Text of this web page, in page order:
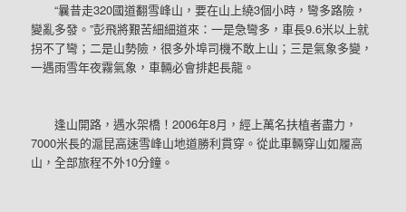
“曩昔走320國道翻雪峰山，要在山上繞3個小時，彎多路險，
變亂多發。”彭飛將艱苦細細道來：一是急彎多，車長9.6米以上就
拐不了彎；二是山勢險，很多外埠司機不敢上山；三是氣象多變，
一遇雨雪年夜霧氣象，車輛必會排起長龍。
逢山開路，遇水架橋！2006年8月，經上萬名扶植者盡力，
7000米長的滬昆高速雪峰山地道勝利貫穿。從此車輛穿山如履高
山，全部旅程不外10分鐘。